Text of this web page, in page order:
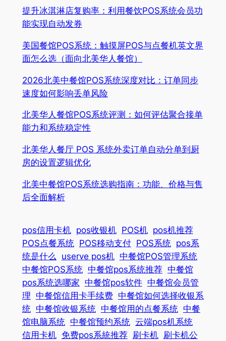
提升冰淇淋店复购率：利用餐饮POS系统会员功
能实现自动发券
美国餐馆POS系统：触摸屏POS与点餐机英文界
面怎么选（面向北美华人餐馆）
2026北美中餐馆POS系统深度对比：订单同步
速度如何影响丢单风险
北美华人餐馆POS系统评测：如何评估聚合接单
能力和系统稳定性
北美华人餐厅 POS 系统外卖订单自动分单到厨
房的设置逻辑优化
北美中餐馆POS系统选购指南：功能、价格与售
后全面解析
pos信用卡机 pos收银机 POS机 pos机推荐
POS点餐系统 POS移动支付 POS系统 pos系
统是什么 userve pos机 中餐馆POS管理系统
中餐馆POS系统 中餐馆pos系统推荐 中餐馆
pos系统选哪家 中餐馆pos软件 中餐馆会员管
理 中餐馆信用卡手续费 中餐馆如何选择收银系
统 中餐馆收银系统 中餐馆用的点餐系统 中餐
馆电脑系统 中餐馆预约系统 云端pos机系统
信用卡机 免费pos系統推荐 刷卡机 刷卡机公